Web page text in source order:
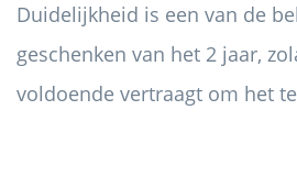
Duidelijkheid is een van de
geschenken van het 2 jaar,
voldoende vertraagt ​​om het